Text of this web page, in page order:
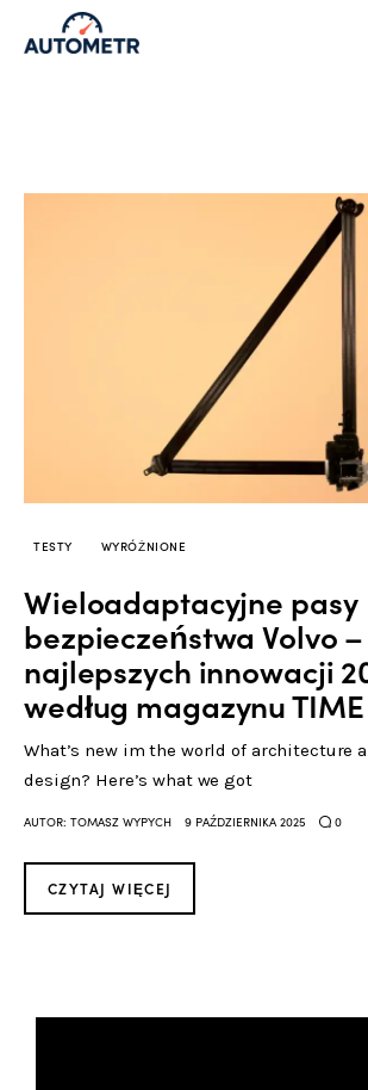
Polecamy
Na luzie
Kontakt
TESTY WYRÓŻNIONE
Wieloadaptacyjne pasy
bezpieczeństwa Volvo
najlepszych innowacji
według magazynu TIME
What’s new im the world of architecture
design? Here’s what we got
AUTOR: TOMASZ WYPYCH 9 PAŹDZIERNIKA 2025 0
CZYTAJ WIĘCEJ